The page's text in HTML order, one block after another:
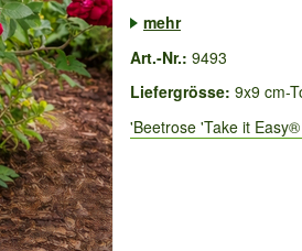
mehr
Art.-Nr.: 9493
Liefergrösse: 9x9 cm-
'Beetrose 'Take it